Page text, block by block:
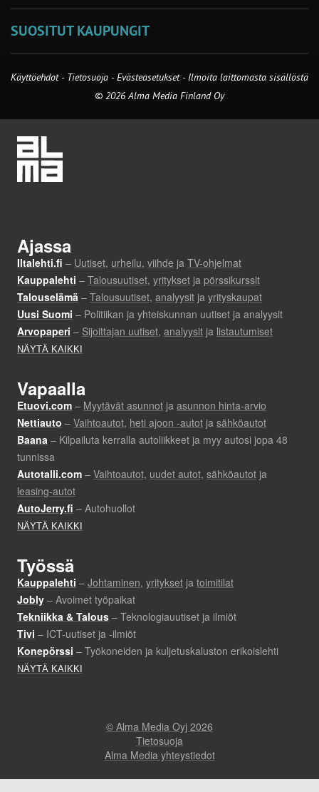
SUOSITUT KAUPUNGIT
Käyttöehdot - Tietosuoja -Evästeasetukset- Ilmoita laittomasta sisällöstä
© 2026 Alma Media Finland Oy